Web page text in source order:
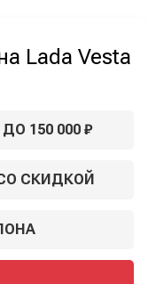
Lada Vesta
150 000 ₽
СКИДКОЙ